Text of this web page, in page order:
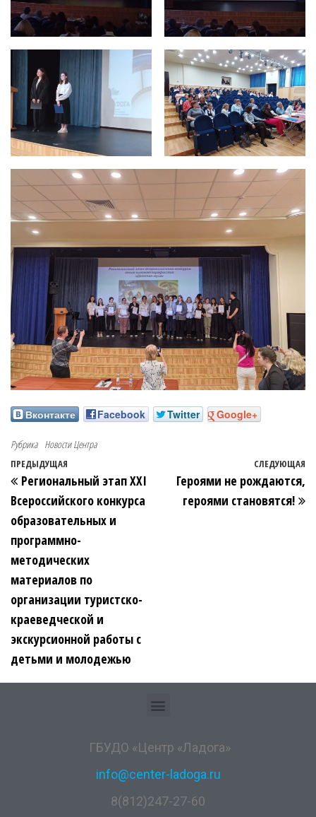
Вконтакте Facebook Twitter Google+
Рубрика Новости Центра
ПРЕДЫДУЩАЯ
Региональный этап XXI
Всероссийского конкурса
образовательных и
программно-
методических
материалов по
организации туристско-
краеведческой и
экскурсионной работы с
детьми и молодежью
СЛЕДУЮЩАЯ
Героями не рождаются,
героями становятся!
ГБУДО «Центр «Ладога»
info@center-ladoga.ru
8(812)247-27-60